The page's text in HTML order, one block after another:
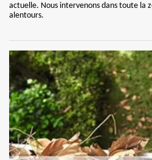
actuelle. Nous intervenons dans toute la
alentours.